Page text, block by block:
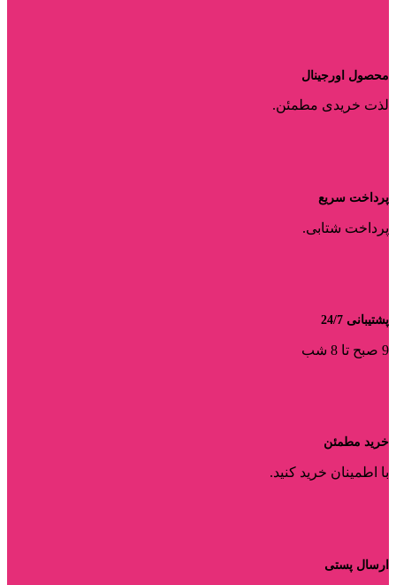
محصول اورجینال
لذت خریدی مطمئن.
پرداخت سریع
پرداخت شتابی.
پشتیبانی 24/7
9 صبح تا 8 شب
خرید مطمئن
با اطمینان خرید کنید.
ارسال پستی